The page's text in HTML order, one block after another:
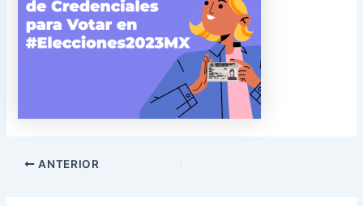
ANTERIOR